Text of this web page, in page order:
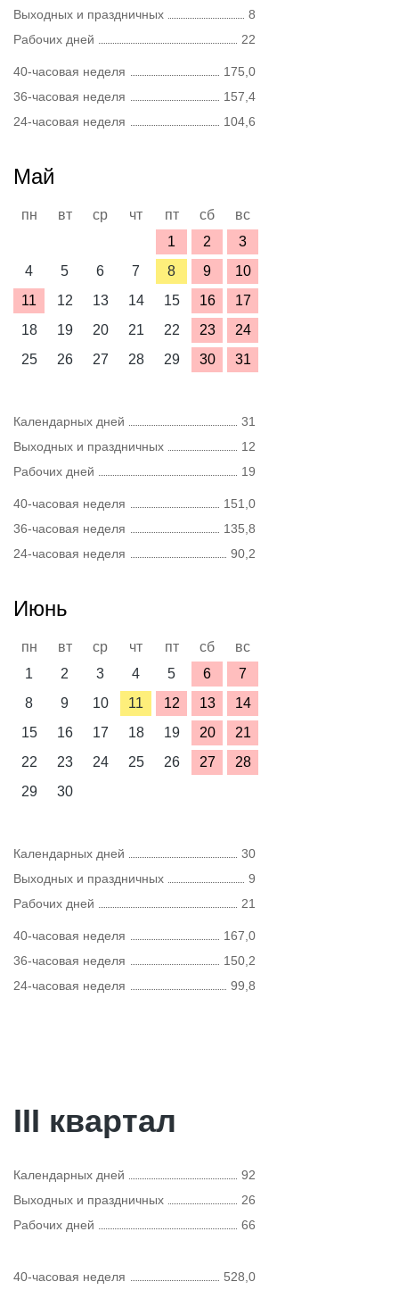
Выходных и праздничных
8
Рабочих дней
22
40-часовая неделя
175,0
36-часовая неделя
157,4
24-часовая неделя
104,6
Май
пн вт ср чт пт сб
вс
1
2
3
4
5 6 7 8 9
10
11
12 13 14 15 16
17
18
19 20 21 22 23
24
25
26 27 28 29 30 31
Календарных дней
31
Выходных и праздничных
12
Рабочих дней
19
40-часовая неделя
151,0
36-часовая неделя
135,8
24-часовая неделя
90,2
Июнь
пн вт ср чт пт сб
вс
1
2 3 4 5 6
7
8
9 10 11 12 13
14
15
16 17 18 19 20
21
22
23 24 25 26 27
28
29
30
Календарных дней
30
Выходных и праздничных
9
Рабочих дней
21
40-часовая неделя
167,0
36-часовая неделя
150,2
24-часовая неделя
99,8
III квартал
Календарных дней
92
Выходных и праздничных
26
Рабочих дней
66
40-часовая неделя 528,0